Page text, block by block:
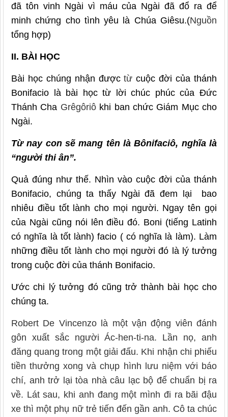
đã tôn vinh Ngài vì máu của Ngài đã đổ ra để
minh chứng cho tình yêu là Chúa Giêsu.(Nguồn
tổng hợp)
II. BÀI HỌC
Bài học chúng nhận đượctừ cuộc đời của thánh
Bonifacio là bài học từ lời chúc phúc của Đức
Thánh Cha Grêgôriôkhi ban chức Giám Mục cho
Ngài.
Từ nay con sẽ mang tên là Bônifaciô, nghĩa là
“người thi ân”.
Quả đúng như thế. Nhìn vào cuộc đời của thánh
Bonifacio, chúng ta thấy Ngài đã đem lại bao
nhiêu điều tốt lành cho mọi người. Ngay tên gọi
của Ngài cũng nói lên điều đó. Boni (tiếng Latinh
có nghĩa là tốt lành) facio ( có nghĩa là làm). Làm
những điều tốt lành cho mọi người đó là lý tưởng
trong cuộc đời của thánh Bonifacio.
Ước chi lý tưởng đó cũng trở thành bài học cho
chúng ta.
Robert De Vincenzo là một vận động viên đánh
gôn xuất sắc người Ác-hen-ti-na. Lần nọ, anh
đăng quang trong một giải đấu. Khi nhận chi phiếu
tiền thưởng xong và chụp hình lưu niệm với báo
chí, anh trở lại tòa nhà câu lạc bộ để chuẩn bị ra
về. Lát sau, khi anh đang một mình đi ra bãi đậu
xe thì một phụ nữ trẻ tiến đến gần anh. Cô ta chúc